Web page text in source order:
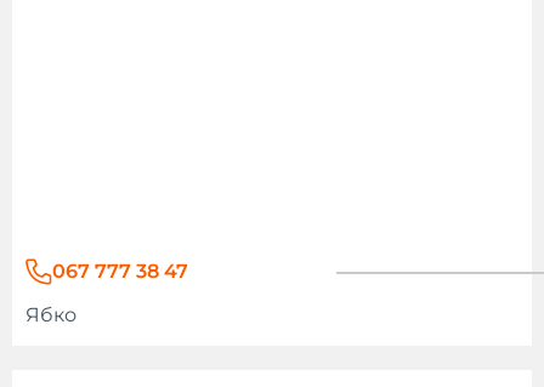
067 777 38 47
Ябко